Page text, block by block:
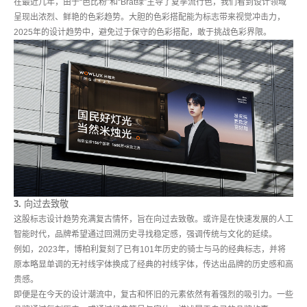
呈现出浓烈、鲜艳的色彩趋势。大胆的色彩搭配能为标志带来视觉冲击力，
2025年的设计趋势中，避免过于保守的色彩搭配，敢于挑战色彩界限。
3. 向过去致敬
这股标志设计趋势充满复古情怀，旨在向过去致敬。或许是在快速发展的人工
智能时代，品牌希望通过回溯历史寻找稳定感，强调传统与文化的延续。
例如，2023年，博柏利复刻了已有101年历史的骑士与马的经典标志，并将
原本略显单调的无衬线字体换成了经典的衬线字体，传达出品牌的历史感和高
贵感。
即便是在今天的设计潮流中，复古和怀旧的元素依然有着强烈的吸引力。一些